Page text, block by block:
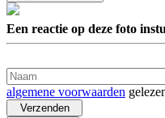
Een reactie op deze foto
algemene voorwaarden